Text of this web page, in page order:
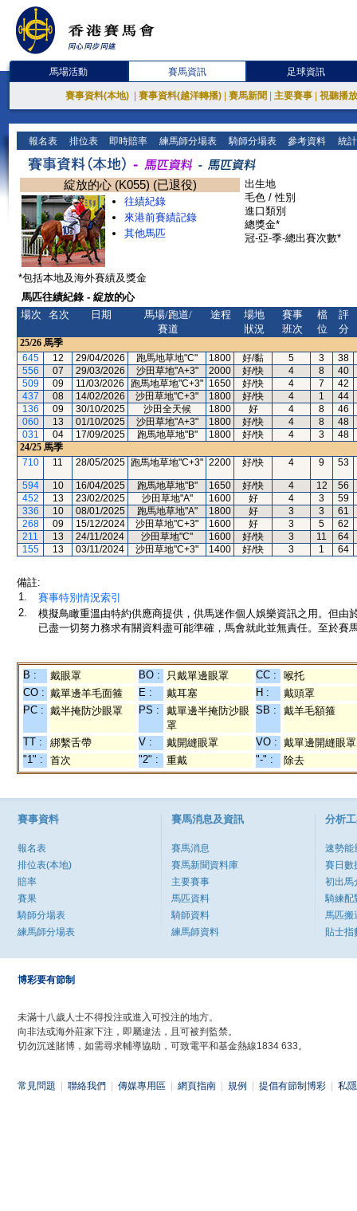
馬場活動 賽馬資訊 足球資訊
賽事資料(本地) 賽事資料(越洋轉播) 賽馬新聞 主要賽事 視聽播
報名表 排位表 即時賠率 練馬師分場表 騎師分場表 參考資料 統
綻放的心 (K055) (已退役)
往績紀錄
來港前賽績記錄
其他馬匹
出生地
毛色 / 性別
進口類別
總獎金*
冠-亞-季-總出賽次數*
*包括本地及海外賽績及獎金
馬匹往績紀錄 - 綻放的心
場次
名次 日期
馬場/跑道/
賽道
途程
場地
狀況
賽事
班次
檔
位
評
分
25/26 馬季
645
12 29/04/2026 跑馬地草地"C" 1800 好/黏 5 3
38
556
07 29/03/2026 沙田草地"A+3" 2000 好/快 4 8
40
509
09 11/03/2026 跑馬地草地"C+3" 1650 好/快 4 7
42
437
08 14/02/2026 沙田草地"C+3" 1800 好/快 4 1
44
136
09 30/10/2025 沙田全天候 1800 好 4 8
46
060
13 01/10/2025 沙田草地"A+3" 1800 好/快 4 8
48
031
04 17/09/2025 跑馬地草地"B" 1800 好/快 4 3
48
24/25 馬季
710
11 28/05/2025 跑馬地草地"C+3" 2200 好/快 4 9 53
594 10 16/04/2025 跑馬地草地"B" 1650 好/快 4 12
56
452
13 23/02/2025 沙田草地"A" 1600 好 4 3
59
336
10 08/01/2025 跑馬地草地"A" 1800 好 3 3
61
268
09 15/12/2024 沙田草地"C+3" 1600 好 3 5
62
211
13 24/11/2024 沙田草地"C" 1600 好/快 3 11
64
155
13 03/11/2024 沙田草地"C+3" 1400 好/快 3 1 64
備註:
1.
賽事特別情況索引
2.
模擬鳥瞰重溫由特約供應商提供，供馬迷作個人娛樂資訊之用。但
已盡一切努力務求有關資料盡可能準確，馬會就此並無責任。至於賽
B : 戴眼罩 BO : 只戴單邊眼罩 CC :
喉托
CO : 戴單邊羊毛面箍 E : 戴耳塞 H :
戴頭罩
PC : 戴半掩防沙眼罩 PS :
戴單邊半掩防沙眼
罩
SB : 戴羊毛額箍
TT : 綁繫舌帶 V : 戴開縫眼罩 VO : 戴單邊開縫眼罩
"1" :
首次 "2" : 重戴 "-" : 除去
賽事資料
報名表
排位表(本地)
賠率
賽果
騎師分場表
練馬師分場表
賽馬消息及資訊
賽馬消息
賽馬新聞資料庫
主要賽事
馬匹資料
騎師資料
練馬師資料
分析
速勢能
賽日數
初出馬
騎練配
馬匹搬
貼士指
博彩要有節制
未滿十八歲人士不得投注或進入可投注的地方。
向非法或海外莊家下注，即屬違法，且可被判監禁。
切勿沉迷賭博，如需尋求輔導協助，可致電平和基金熱線1834 633。
常見問題 聯絡我們 傳媒專用區 網頁指南 規例 提倡有節制博彩 私